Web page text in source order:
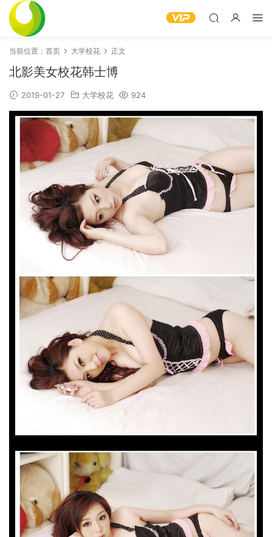
当前位置： 首页 大学校花 正文
北影美女校花韩士博
2019-01-27 大学校花 924